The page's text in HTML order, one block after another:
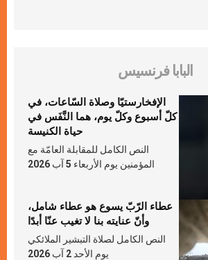
البابا فرنسيس
الإفخارستيّا وصلاة السّاعات، في
كلّ أسبوع وكلّ يوم، هما النَّفَس في
حياة الكنيسة
النص الكامل للمقابلة العامّة مع
المؤمنين يوم الأربعاء 5 آب 2026
عطاء الرّبّ يسوع هو عطاء شامل،
وأنّ عنايته بنا لا تغيب عنّا أبدًا
النص الكامل لصلاة التبشير الملائكي
يوم الأحد 2 آب 2026